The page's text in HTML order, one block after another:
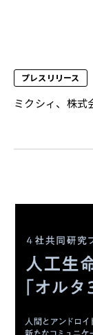
プレスリリース
ミクシィ、株式